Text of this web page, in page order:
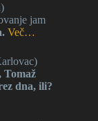
jam
Več…
Tomaž
dna, ili?